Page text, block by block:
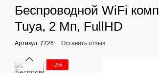
Беспроводной WiFi
Tuya, 2 Мп, FullHD
Артикул: 7726 Оставить отзыв
−2%